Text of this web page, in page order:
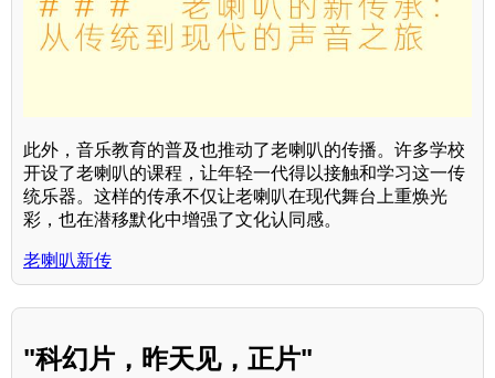
此外，音乐教育的普及也推动了老喇叭的传播。许多学校
开设了老喇叭的课程，让年轻一代得以接触和学习这一传
统乐器。这样的传承不仅让老喇叭在现代舞台上重焕光
彩，也在潜移默化中增强了文化认同感。
老喇叭新传
"科幻片，昨天见，正片"